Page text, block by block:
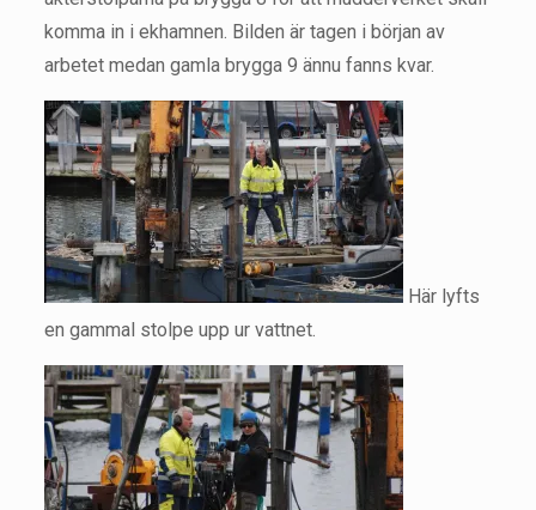
komma in i ekhamnen. Bilden är tagen i början av
arbetet medan gamla brygga 9 ännu fanns kvar.
Här lyfts
en gammal stolpe upp ur vattnet.